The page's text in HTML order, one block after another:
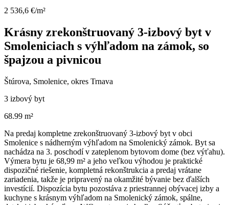
2 536,6 €/m²
Krásny zrekonštruovaný 3-izbový byt v
Smoleniciach s výhľadom na zámok, so
špajzou a pivnicou
Štúrova, Smolenice, okres Trnava
3 izbový byt
68.99 m²
Na predaj kompletne zrekonštruovaný 3-izbový byt v obci
Smolenice s nádherným výhľadom na Smolenický zámok. Byt sa
nachádza na 3. poschodí v zateplenom bytovom dome (bez výťahu).
Výmera bytu je 68,99 m² a jeho veľkou výhodou je praktické
dispozičné riešenie, kompletná rekonštrukcia a predaj vrátane
zariadenia, takže je pripravený na okamžité bývanie bez ďalších
investícií. Dispozícia bytu pozostáva z priestrannej obývacej izby a
kuchyne s krásnym výhľadom na Smolenický zámok, spálne,